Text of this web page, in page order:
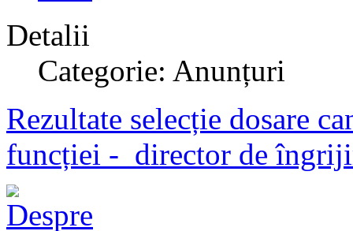
Detalii
Categorie: Anunțuri
Rezultate selecție dosare
funcției - director de